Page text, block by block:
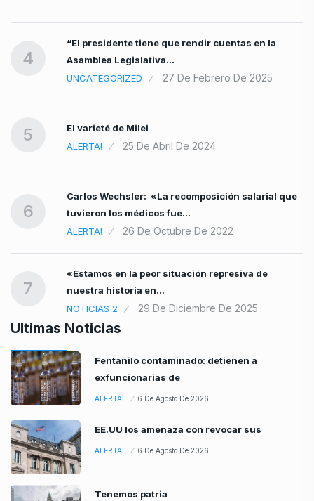
4
“El presidente tiene que rendir cuentas en la
Asamblea Legislativa…
UNCATEGORIZED
27 De Febrero De 2025
5
El varieté de Milei
ALERTA!
25 De Abril De 2024
6
Carlos Wechsler: «La recomposición salarial que
tuvieron los médicos fue…
ALERTA!
26 De Octubre De 2022
7
«Estamos en la peor situación represiva de
nuestra historia en…
NOTICIAS 2
29 De Diciembre De 2025
Ultimas Noticias
Fentanilo contaminado: detienen a
exfuncionarias de
ALERTA! 6 De Agosto De 2026
EE.UU los amenaza con revocar sus
ALERTA! 6 De Agosto De 2026
Tenemos patria